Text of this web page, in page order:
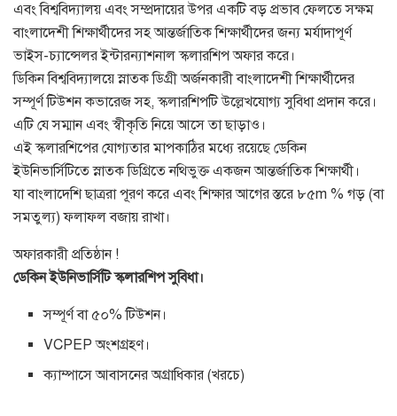
এবং বিশ্ববিদ্যালয় এবং সম্প্রদায়ের উপর একটি বড় প্রভাব ফেলতে সক্ষম
বাংলাদেশী শিক্ষার্থীদের সহ আন্তর্জাতিক শিক্ষার্থীদের জন্য মর্যাদাপূর্ণ
ভাইস-চ্যান্সেলর ইন্টারন্যাশনাল স্কলারশিপ অফার করে।
ডিকিন বিশ্ববিদ্যালয়ে স্নাতক ডিগ্রী অর্জনকারী বাংলাদেশী শিক্ষার্থীদের
সম্পূর্ণ টিউশন কভারেজ সহ, স্কলারশিপটি উল্লেখযোগ্য সুবিধা প্রদান করে।
এটি যে সম্মান এবং স্বীকৃতি নিয়ে আসে তা ছাড়াও।
এই স্কলারশিপের যোগ্যতার মাপকাঠির মধ্যে রয়েছে ডেকিন
ইউনিভার্সিটিতে স্নাতক ডিগ্রিতে নথিভুক্ত একজন আন্তর্জাতিক শিক্ষার্থী।
যা বাংলাদেশি ছাত্ররা পূরণ করে এবং শিক্ষার আগের স্তরে ৮৫m % গড় (বা
সমতুল্য) ফলাফল বজায় রাখা।
অফারকারী প্রতিষ্ঠান !
ডেকিন ইউনিভার্সিটি স্কলারশিপ সুবিধা।
সম্পূর্ণ বা ৫০% টিউশন।
VCPEP অংশগ্রহণ।
ক্যাম্পাসে আবাসনের অগ্রাধিকার (খরচে)